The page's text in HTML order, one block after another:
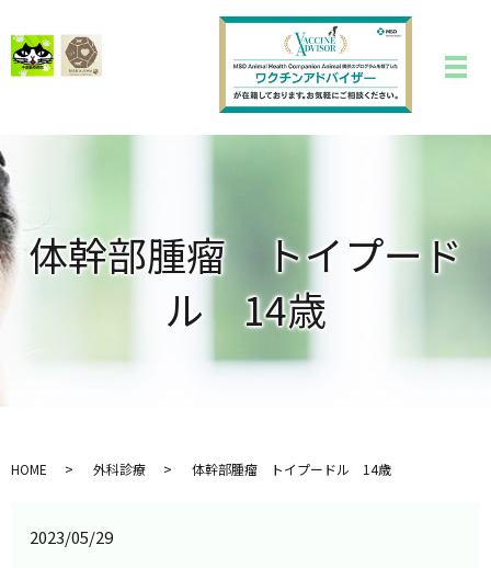
体幹部腫瘤 トイプード
ル 14歳
HOME 外科診療 体幹部腫瘤 トイプードル 14歳
2023/05/29